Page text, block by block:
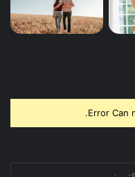
Error Can